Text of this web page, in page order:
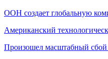
ООН создает глобальную
Американский
Произошел масштабный сбой